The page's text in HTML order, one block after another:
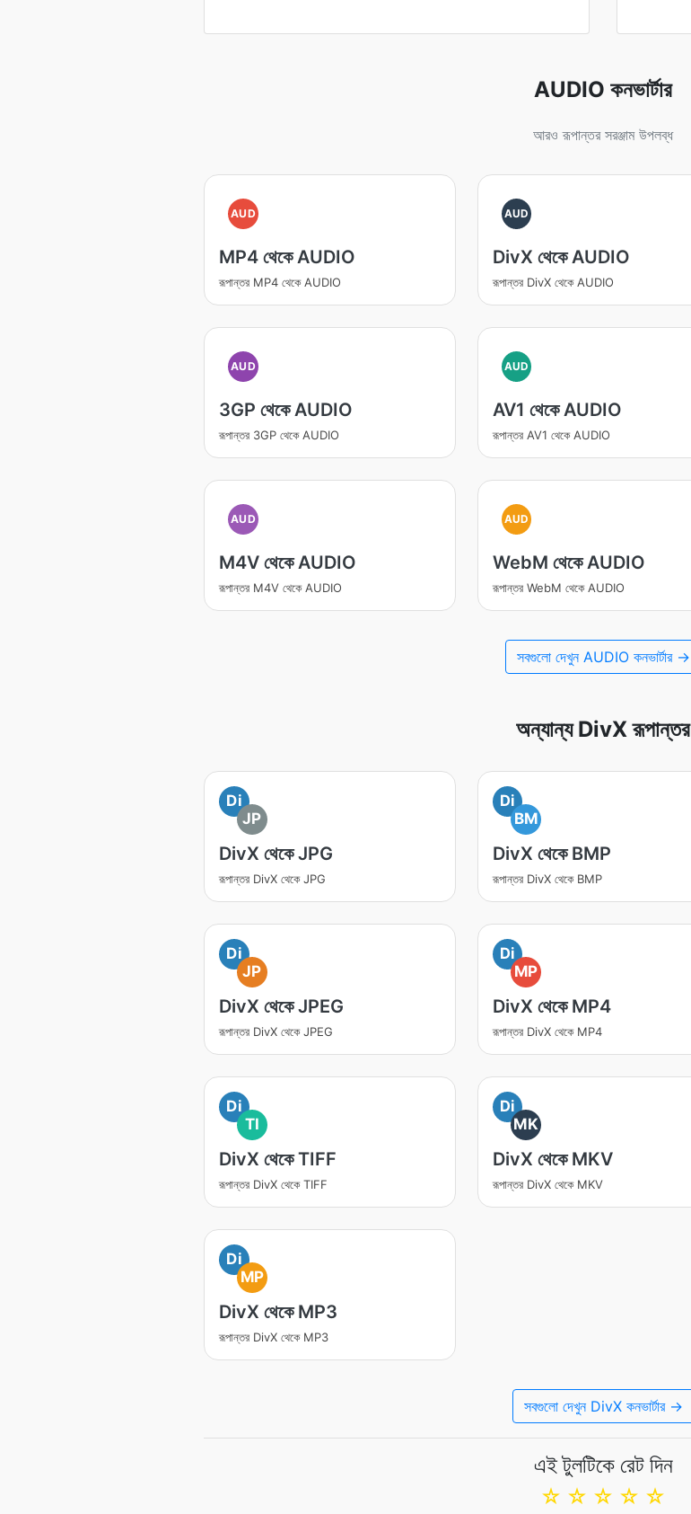
AUDIO কনভার্টার
আরও রূপান্তর সরঞ্জাম উপলব্ধ
AUD
MP4 থেকে AUDIO
রূপান্তর MP4 থেকে AUDIO
AUD
DivX থেকে AUDIO
রূপান্তর DivX থেকে AUDIO
AUD
3GP থেকে AUDIO
রূপান্তর 3GP থেকে AUDIO
AUD
AV1 থেকে AUDIO
রূপান্তর AV1 থেকে AUDIO
AUD
M4V থেকে AUDIO
রূপান্তর M4V থেকে AUDIO
AUD
WebM থেকে AUDIO
রূপান্তর WebM থেকে AUDIO
সবগুলো দেখুন AUDIO কনভার্টার →
অন্যান্য DivX রূপান্তর
Di
JP
DivX থেকে JPG
রূপান্তর DivX থেকে JPG
Di
BM
DivX থেকে BMP
রূপান্তর DivX থেকে BMP
Di
JP
DivX থেকে JPEG
রূপান্তর DivX থেকে JPEG
Di
MP
DivX থেকে MP4
রূপান্তর DivX থেকে MP4
Di
TI
DivX থেকে TIFF
রূপান্তর DivX থেকে TIFF
Di
MK
DivX থেকে MKV
রূপান্তর DivX থেকে MKV
Di
MP
DivX থেকে MP3
রূপান্তর DivX থেকে MP3
সবগুলো দেখুন DivX কনভার্টার →
এই টুলটিকে রেট দিন
☆
☆
☆
☆
☆